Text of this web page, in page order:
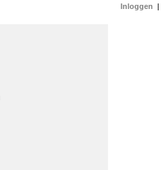
Inloggen |